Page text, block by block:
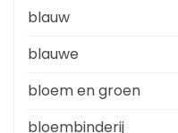
blauw
blauwe
bloem en groen
bloembinderij